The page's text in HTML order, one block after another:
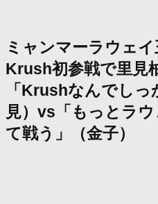
ミャンマーラウェ
Krush初参戦で里見
「Krushなんでし
見）vs「もっとラ
て戦う」（金子）